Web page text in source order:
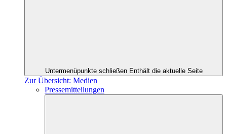
Untermenüpunkte schließen Enthält die aktuelle Seite
Zur Übersicht: Medien
Pressemitteilungen